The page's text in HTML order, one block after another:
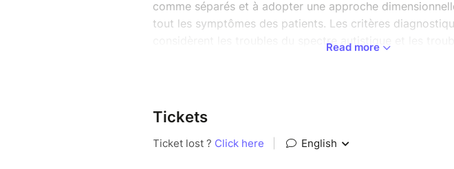
comme séparés et à adopter une approche
tout les symptômes des patients. Les critères
considèrent les troubles du spectre autistique et les
communs et les différences entre ces conditions
particulièrement l'accent sur un continuum possible entre
schizophrénie.
Read more
Tickets